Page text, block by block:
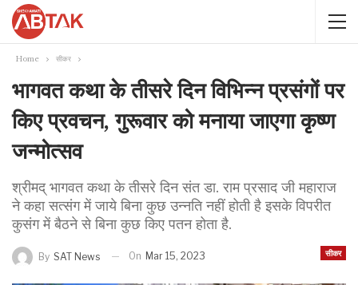
Home सीकर
भागवत कथा के तीसरे दिन विभिन्न प्रसंगों पर
किए प्रवचन, गुरूवार को मनाया जाएगा कृष्ण
जन्मोत्सव
श्रीमद् भागवत कथा के तीसरे दिन संत डा. राम प्रसाद जी महाराज
ने कहा सत्संग में जाये बिना कुछ उन्नति नहीं होती है इसके विपरीत
कुसंग में बैठने से बिना कुछ किए पतन होता है.
सीकर
By SAT News On Mar 15, 2023